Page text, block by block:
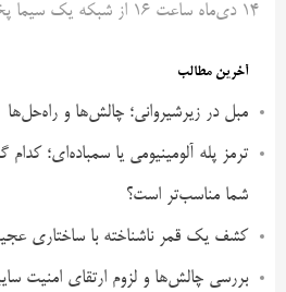
14 دی‌ماه ساعت 16 از شبکه یک سیما پخش خواهد شد.
آخرین مطالب
مبل در زیرشیروانی؛ چالش‌ها و راه‌حل‌ها
ترمز پله آلومینیومی یا سمباده‌ای؛
شما مناسب‌تر است؟
کشف یک قمر ناشناخته با ساختاری
بررسی چالش‌ها و لزوم ارتقای امنیت